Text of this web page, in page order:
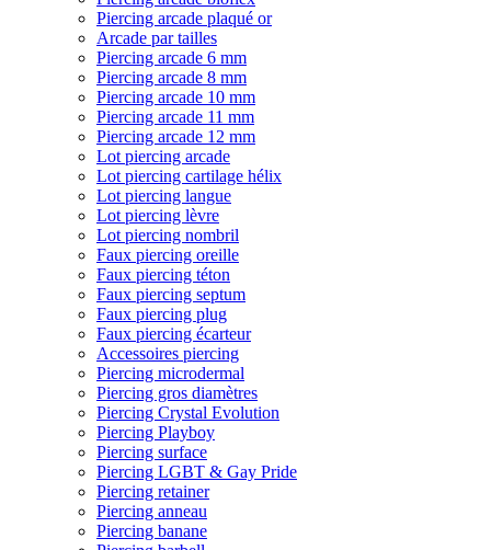
Piercing arcade plaqué or
Arcade par tailles
Piercing arcade 6 mm
Piercing arcade 8 mm
Piercing arcade 10 mm
Piercing arcade 11 mm
Piercing arcade 12 mm
Lot piercing arcade
Lot piercing cartilage hélix
Lot piercing langue
Lot piercing lèvre
Lot piercing nombril
Faux piercing oreille
Faux piercing téton
Faux piercing septum
Faux piercing plug
Faux piercing écarteur
Accessoires piercing
Piercing microdermal
Piercing gros diamètres
Piercing Crystal Evolution
Piercing Playboy
Piercing surface
Piercing LGBT & Gay Pride
Piercing retainer
Piercing anneau
Piercing banane